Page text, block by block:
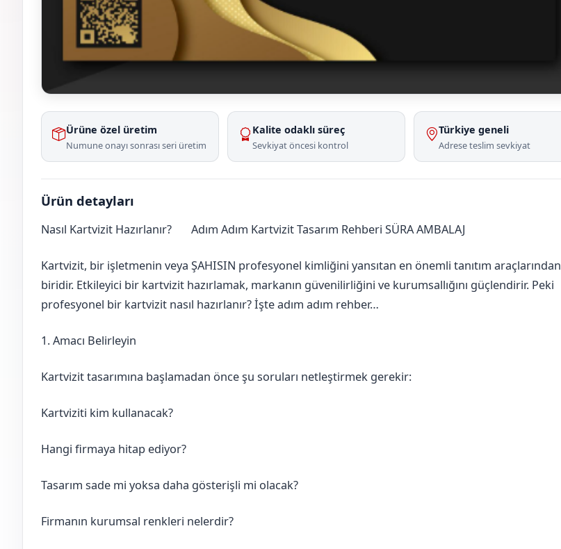
Ürüne özel üretim
Numune onayı sonrası seri üretim
Kalite odaklı süreç
Sevkiyat öncesi kontrol
Türkiye geneli
Adrese teslim sevkiyat
Ürün detayları
Nasıl Kartvizit Hazırlanır? Adım Adım Kartvizit Tasarım Rehberi SÜRA AMBALAJ
Kartvizit, bir işletmenin veya ŞAHISIN profesyonel kimliğini yansıtan en önemli tanıtım araçlarından
biridir. Etkileyici bir kartvizit hazırlamak, markanın güvenilirliğini ve kurumsallığını güçlendirir. Peki
profesyonel bir kartvizit nasıl hazırlanır? İşte adım adım rehber…
1. Amacı Belirleyin
Kartvizit tasarımına başlamadan önce şu soruları netleştirmek gerekir:
Kartviziti kim kullanacak?
Hangi firmaya hitap ediyor?
Tasarım sade mi yoksa daha gösterişli mi olacak?
Firmanın kurumsal renkleri nelerdir?